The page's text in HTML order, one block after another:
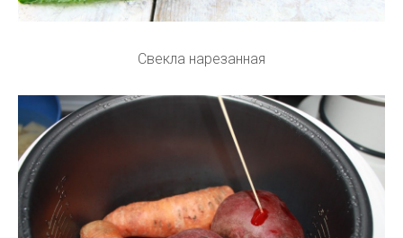
Свекла нарезанная